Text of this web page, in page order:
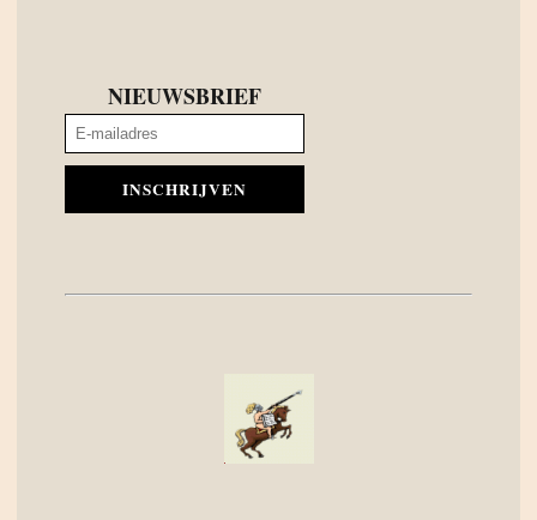
NIEUWSBRIEF
INSCHRIJVEN